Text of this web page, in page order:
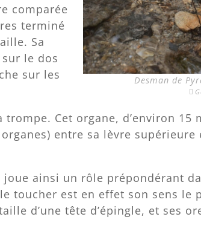
Desman de
comparée
terminé
Sa
le dos
sur les
trompe. Cet organe, d’environ 15
entre sa lèvre supérieure
joue ainsi un rôle prépondérant
toucher est en effet son sens le
d’une tête d’épingle, et ses